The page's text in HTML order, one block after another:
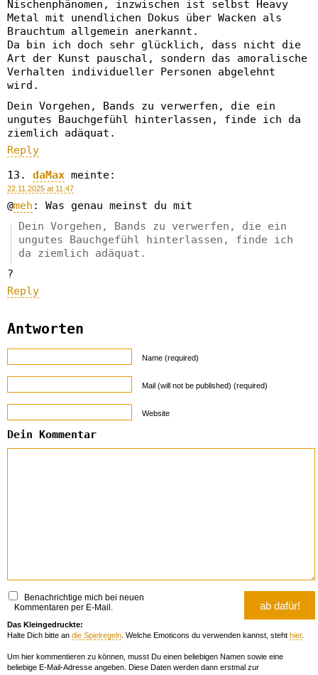
Nischenphänomen, inzwischen ist selbst Heavy
Metal mit unendlichen Dokus über Wacken als
Brauchtum allgemein anerkannt.
Da bin ich doch sehr glücklich, dass nicht die
Art der Kunst pauschal, sondern das amoralische
Verhalten individueller Personen abgelehnt
wird.
Dein Vorgehen, Bands zu verwerfen, die ein
ungutes Bauchgefühl hinterlassen, finde ich da
ziemlich adäquat.
Reply
daMax meinte:
22.11.2025 at 11:47
@meh : Was genau meinst du mit
Dein Vorgehen, Bands zu verwerfen, die ein
ungutes Bauchgefühl hinterlassen, finde ich
da ziemlich adäquat.
?
Reply
Antworten
Name (required)
Mail (will not be published) (required)
Website
Dein Kommentar
Benachrichtige mich bei neuen
Kommentaren per E-Mail.
Das Kleingedruckte:
Halte Dich bitte an die Spielregeln . Welche Emoticons du verwenden kannst, steht hier.
Um hier kommentieren zu können, musst Du einen beliebigen Namen sowie eine
beliebige E-Mail-Adresse angeben. Diese Daten werden dann erstmal zur